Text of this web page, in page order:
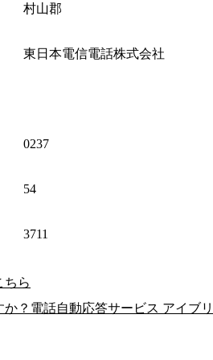
村山郡
東日本電信電話株式会社
0237
54
3711
ちら
？電話自動応答サービス アイブ